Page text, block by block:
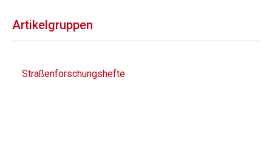
Artikelgruppen
Straßenforschungshefte